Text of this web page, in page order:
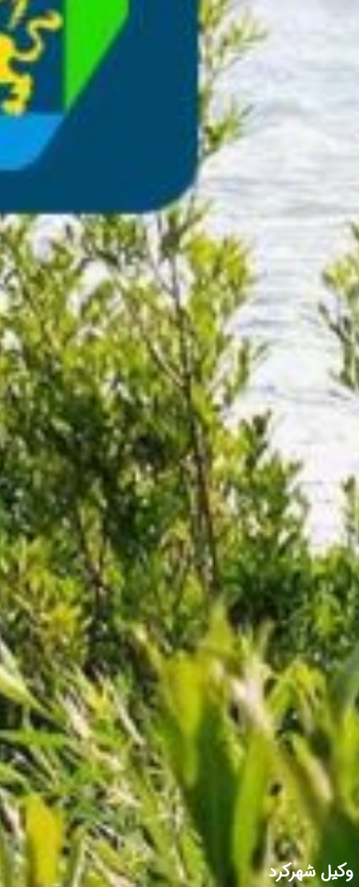
وکیل شهرکرد